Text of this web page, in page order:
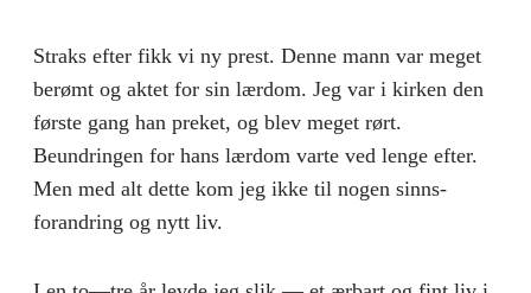
Straks efter fikk vi ny prest. Denne mann var meget
berømt og aktet for sin lærdom. Jeg var i kirken den
første gang han preket, og blev meget rørt.
Beundringen for hans lærdom varte ved lenge efter.
Men med alt dette kom jeg ikke til nogen sinns­
forandring og nytt liv.